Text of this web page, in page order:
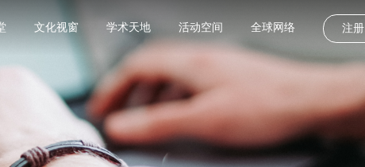
文化视窗 学术天地 活动空间 全球网络 注册